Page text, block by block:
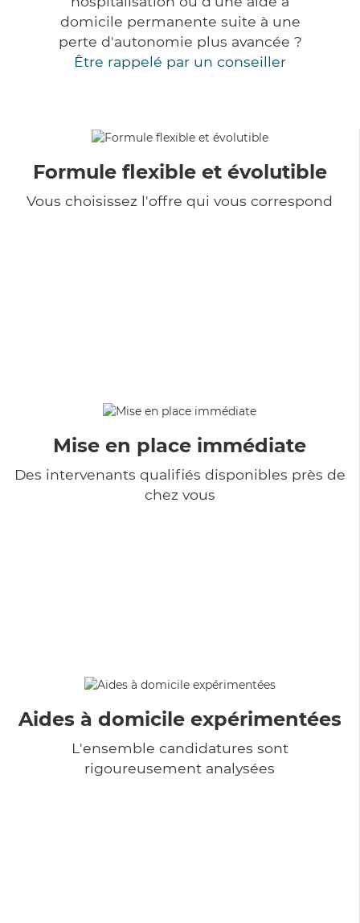
domicile permanente suite à une
perte d'autonomie plus avancée ?
Être rappelé par un conseiller
Formule flexible et évolutible
Vous choisissez l'offre qui vous correspond
Mise en place immédiate
Des intervenants qualifiés disponibles près de
chez vous
Aides à domicile expérimentées
L'ensemble candidatures sont
rigoureusement analysées